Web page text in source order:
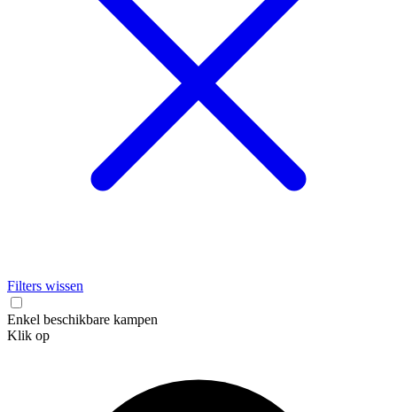
Filters wissen
Enkel beschikbare kampen
Klik op